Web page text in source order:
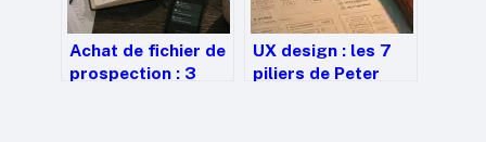
Achat de fichier de
prospection : 3
UX design : les 7
piliers de Peter